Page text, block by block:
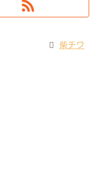
柴チワ